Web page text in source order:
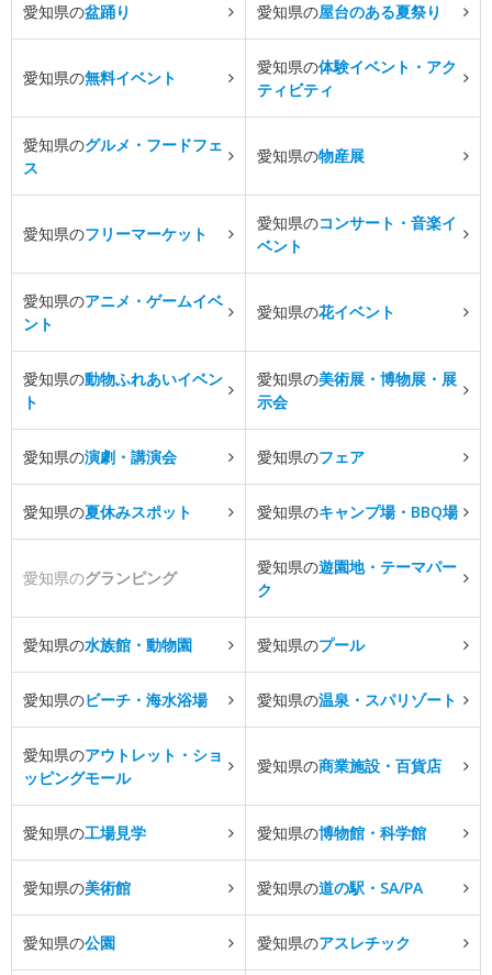
愛知県の盆踊り 愛知県の屋台のある夏祭り
愛知県の無料イベント
愛知県の体験イベント・アク
ティビティ
愛知県のグルメ・フードフェ
ス
愛知県の物産展
愛知県のフリーマーケット
愛知県のコンサート・音楽イ
ベント
愛知県のアニメ・ゲームイベ
ント
愛知県の花イベント
愛知県の動物ふれあいイベン
ト
愛知県の美術展・博物展・展
示会
愛知県の演劇・講演会 愛知県のフェア
愛知県の夏休みスポット 愛知県のキャンプ場・BBQ場
愛知県のグランピング
愛知県の遊園地・テーマパー
ク
愛知県の水族館・動物園 愛知県のプール
愛知県のビーチ・海水浴場 愛知県の温泉・スパリゾート
愛知県のアウトレット・ショ
ッピングモール
愛知県の商業施設・百貨店
愛知県の工場見学 愛知県の博物館・科学館
愛知県の美術館 愛知県の道の駅・SA/PA
愛知県の公園 愛知県のアスレチック